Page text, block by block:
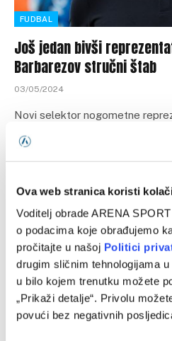
Ova web stranica koristi
Voditelj obrade ARENA
o podacima koje obrađujemo
pročitajte u našoj Politici
drugim sličnim tehnologijama
u bilo kojem trenutku možete
„Prikaži detalje“. Privolu
povući bez negativnih
FUDBAL
Još jedan bivši
Barbarezov stručni štab
03/05/2024
Novi selektor nogometne
Hercegovine Sergej Barbarez
Emirom Spahićem hitno slaže